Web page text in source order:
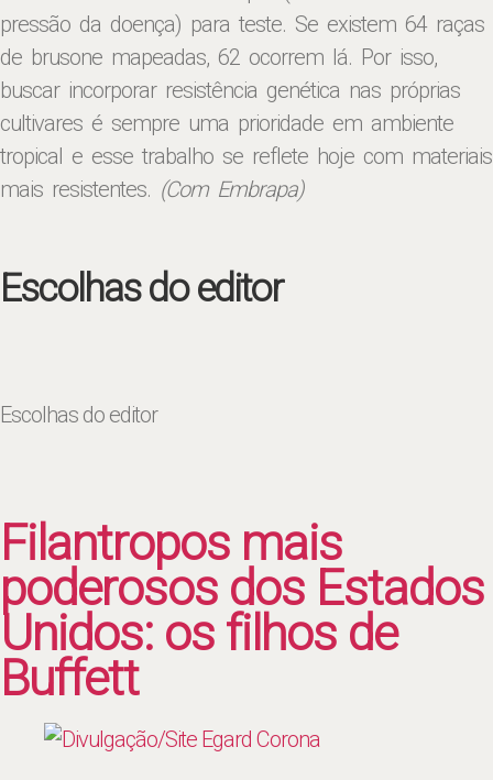
pressão da doença) para teste. Se existem 64 raças
de brusone mapeadas, 62 ocorrem lá. Por isso,
buscar incorporar resistência genética nas próprias
cultivares é sempre uma prioridade em ambiente
tropical e esse trabalho se reflete hoje com materiais
mais resistentes. (Com Embrapa)
Escolhas do editor
Escolhas do editor
Filantropos mais
poderosos dos Estados
Unidos: os filhos de
Buffett